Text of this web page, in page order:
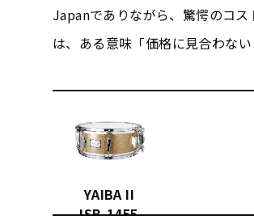
Japanでありながら、驚愕のコ
は、ある意味「価格に見合わな
YAIBA II
JSB-1455-